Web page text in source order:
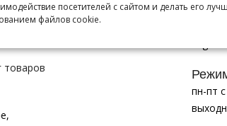
товаров
г.
пн-пт
посетителей с сайтом и делать его
файлов cookie.